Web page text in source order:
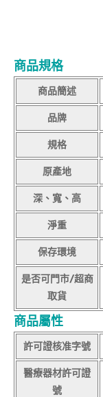
商品規格
商品簡述
品牌
規格
原產地
深、寬、高
淨重
保存環境
是否可門市/超商
取貨
商品屬性
許可證核准字號
醫療器材許可證
號